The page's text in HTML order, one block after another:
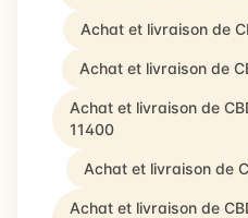
Achat et livraison de
Achat et livraison de
Achat et livraison de
11400
Achat et livraison de
Achat et livraison de